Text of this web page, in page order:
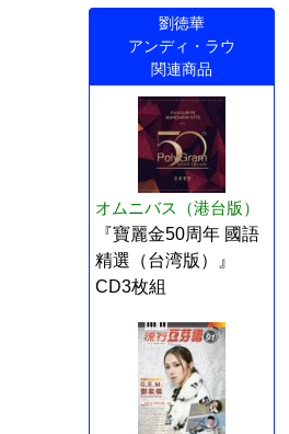
劉徳華
アンディ・ラウ
関連商品
オムニバス（港台版）
『寶麗金50周年 國語
精選（台湾版）』
CD3枚組